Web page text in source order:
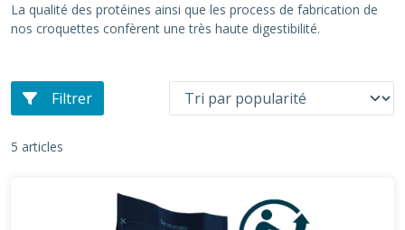
La qualité des protéines ainsi que les process de fabrication de
nos croquettes confèrent une très haute digestibilité.
Filtrer
5 articles